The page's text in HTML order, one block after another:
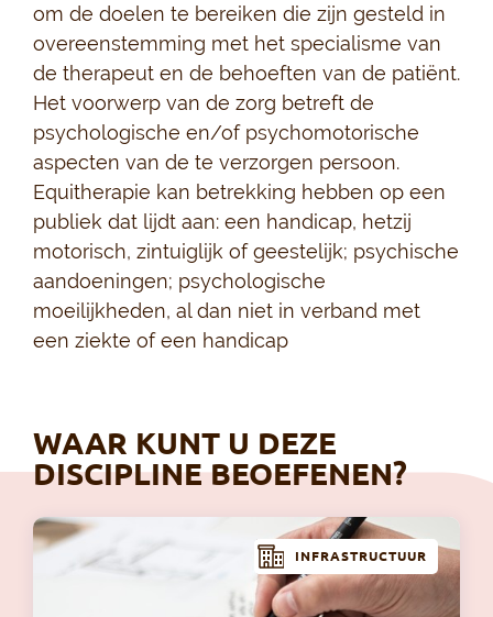
om de doelen te bereiken die zijn gesteld in
overeenstemming met het specialisme van
de therapeut en de behoeften van de patiënt.
Het voorwerp van de zorg betreft de
psychologische en/of psychomotorische
aspecten van de te verzorgen persoon.
Equitherapie kan betrekking hebben op een
publiek dat lijdt aan: een handicap, hetzij
motorisch, zintuiglijk of geestelijk; psychische
aandoeningen; psychologische
moeilijkheden, al dan niet in verband met
een ziekte of een handicap
WAAR KUNT U DEZE
DISCIPLINE BEOEFENEN?
INFRASTRUCTUUR